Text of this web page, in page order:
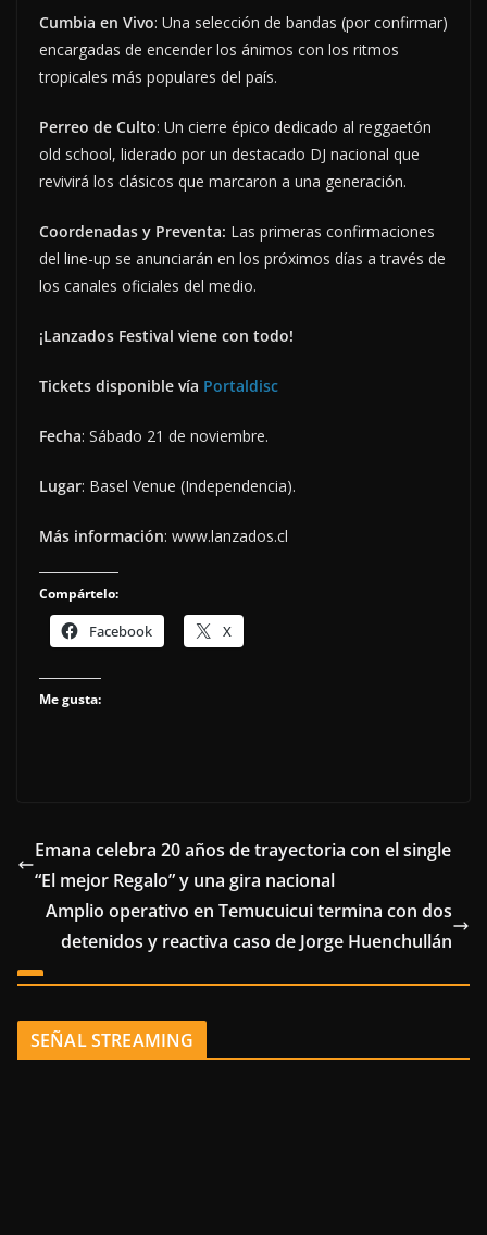
Cumbia en Vivo: Una selección de bandas (por confirmar)
encargadas de encender los ánimos con los ritmos
tropicales más populares del país.
Perreo de Culto: Un cierre épico dedicado al reggaetón
old school, liderado por un destacado DJ nacional que
revivirá los clásicos que marcaron a una generación.
Coordenadas y Preventa: Las primeras confirmaciones
del line-up se anunciarán en los próximos días a través de
los canales oficiales del medio.
¡Lanzados Festival viene con todo!
Tickets disponible vía Portaldisc
Fecha: Sábado 21 de noviembre.
Lugar: Basel Venue (Independencia).
Más información: www.lanzados.cl
Compártelo:
Facebook X
Me gusta:
Emana celebra 20 años de trayectoria con el single
“El mejor Regalo” y una gira nacional
Amplio operativo en Temucuicui termina con dos
detenidos y reactiva caso de Jorge Huenchullán
SEÑAL STREAMING